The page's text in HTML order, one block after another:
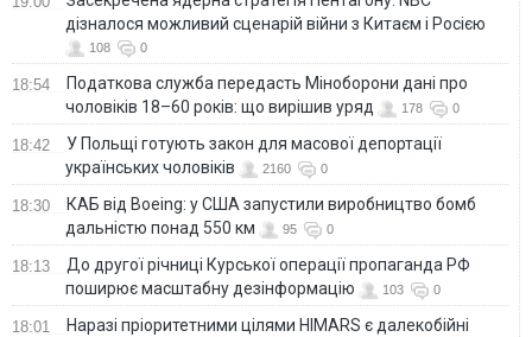
дізналося можливий сценарій війни з Китаєм і Росією
108 0
18:54
Податкова служба передасть Міноборони дані про
чоловіків 18–60 років: що вирішив уряд
178 0
18:42
У Польщі готують закон для масової депортації
українських чоловіків
2160 0
18:30
КАБ від Boeing: у США запустили виробництво бомб
дальністю понад 550 км
95 0
18:13
До другої річниці Курської операції пропаганда РФ
поширює масштабну дезінформацію
103 0
18:01
Наразі пріоритетними цілями HIMARS є далекобійні